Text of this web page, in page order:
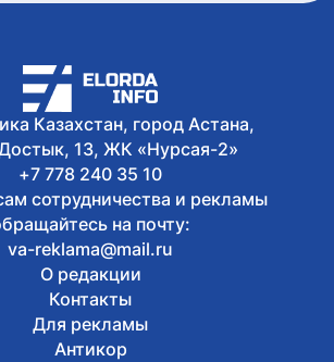
Казахстан, город Астана,
13, ЖК «Нурсая-2»
+7 778 240 35 10
сотрудничества и рекламы
на почту:
va-reklama@mail.ru
О редакции
Контакты
Для рекламы
Антикор